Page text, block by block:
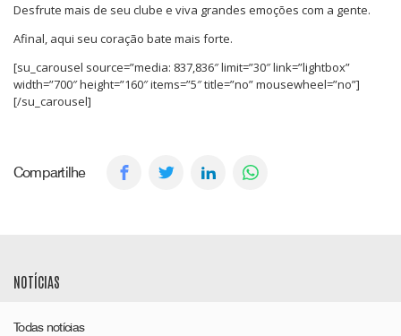
Desfrute mais de seu clube e viva grandes emoções com a gente.
Afinal, aqui seu coração bate mais forte.
[su_carousel source=”media: 837,836″ limit=”30″ link=”lightbox”
width=”700″ height=”160″ items=”5″ title=”no” mousewheel=”no”]
[/su_carousel]
Compartilhe
NOTÍCIAS
Todas notícias